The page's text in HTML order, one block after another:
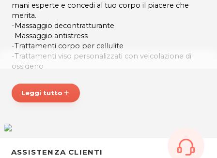
mani esperte e concedi al tuo corpo il piacere che
merita.
-Massaggio decontratturante
-Massaggio antistress
-Trattamenti corpo per cellulite
-Trattamenti viso personalizzati con veicolazione di
ossigeno
-Pedicure
Via Torino, 86 - Pasian di Prato
Leggi tutto add
ASSISTENZA CLIENTI